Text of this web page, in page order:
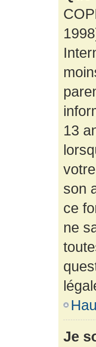
13
son
ce
ne
Je